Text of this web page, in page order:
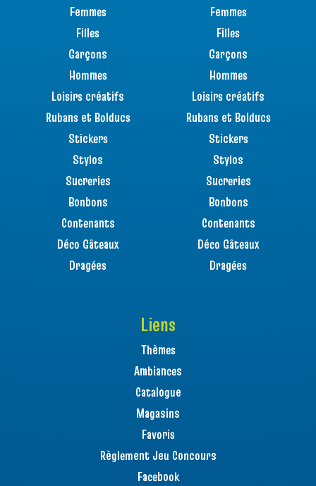
Femmes
Filles
Garçons
Hommes
Loisirs créatifs
Rubans et Bolducs
Stickers
Stylos
Sucreries
Bonbons
Contenants
Déco Gâteaux
Dragées
Femmes
Filles
Garçons
Hommes
Loisirs créatifs
Rubans et Bolducs
Stickers
Stylos
Sucreries
Bonbons
Contenants
Déco Gâteaux
Dragées
Liens
Thèmes
Ambiances
Catalogue
Magasins
Favoris
Règlement Jeu Concours
Facebook